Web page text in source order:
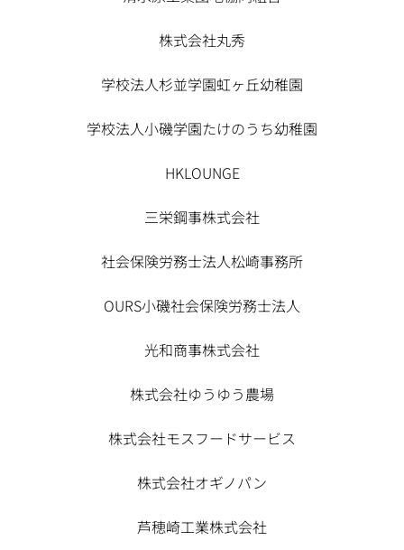
株式会社丸秀
学校法人杉並学園虹ヶ丘幼稚園
学校法人小磯学園たけのうち幼稚園
HKLOUNGE
三栄鋼事株式会社
社会保険労務士法人松崎事務所
OURS小磯社会保険労務士法人
光和商事株式会社
株式会社ゆうゆう農場
株式会社モスフードサービス
株式会社オギノパン
芦穂崎工業株式会社